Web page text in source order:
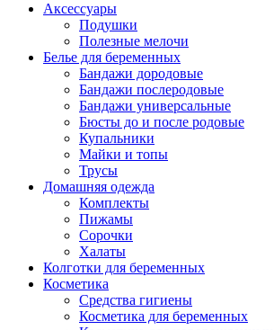
Аксессуары
Подушки
Полезные мелочи
Белье для беременных
Бандажи дородовые
Бандажи послеродовые
Бандажи универсальные
Бюсты до и после родовые
Купальники
Майки и топы
Трусы
Домашняя одежда
Комплекты
Пижамы
Сорочки
Халаты
Колготки для беременных
Косметика
Cредства гигиены
Косметика для беременных